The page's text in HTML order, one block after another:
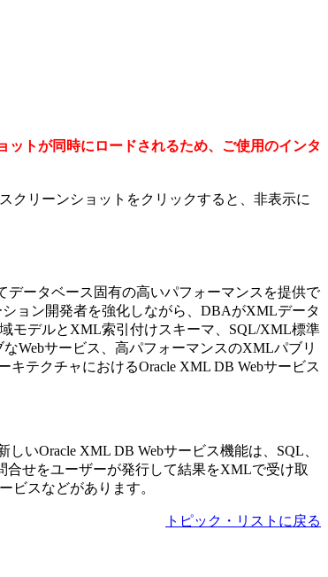
ットが同時にロードされるため、ご使用のインタ
クリーンショットをクリックすると、非表示に
データベース固有の高いパフォーマンスを提供で
ション開発者を強化しながら、DBAがXMLデータ
モデルとXML索引付けスキーマ、SQL/XML標準
Webサービス、高パフォーマンスのXMLパブリ
テクチャにおけるOracle XML DB Webサービス
いOracle XML DB Webサービス機能は、SQL、
合せをユーザーが発行して結果をXMLで受け取
ビスなどがあります。
トピック・リストに戻る